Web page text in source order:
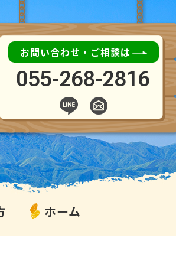
お問い合わせ・ご相談は
055-268-2816
ホーム